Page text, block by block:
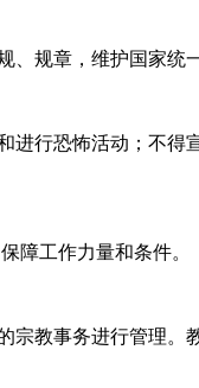
规章，维护国家统
行恐怖活动；不
障工作力量和条件。
教事务进行管理